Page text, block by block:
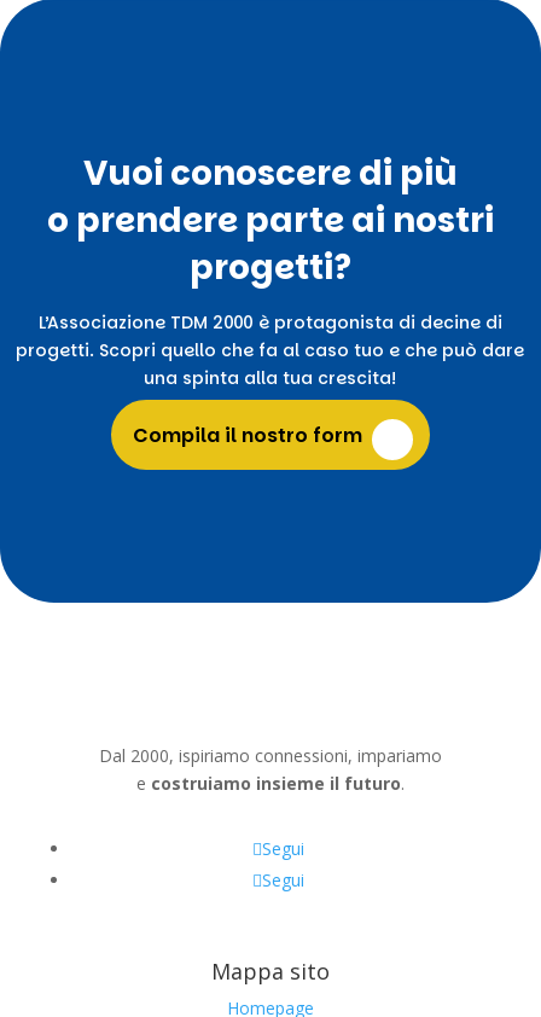
Vuoi conoscere di più
o prendere parte ai nostri
progetti?
L’Associazione TDM 2000 è protagonista di decine di
progetti. Scopri quello che fa al caso tuo e che può dare
una spinta alla tua crescita!
Compila il nostro form
Dal 2000, ispiriamo connessioni, impariamo
e costruiamo insieme il futuro.
Segui
Segui
Mappa sito
Homepage